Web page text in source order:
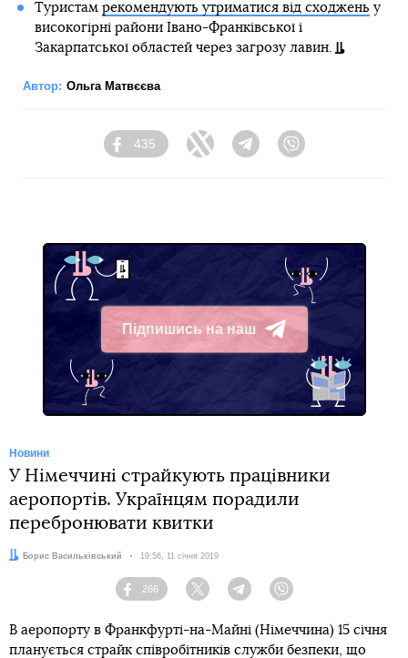
Туристам рекомендують утриматися від сходжень у
високогірні райони Івано-Франківської і
Закарпатської областей через загрозу лавин.
Автор: Ольга Матвєєва
Facebook
435
Twitter TelegramViber
Підпишись на наш
Telegram
Новини
У Німеччині страйкують працівники
аеропортів. Українцям порадили
перебронювати квитки
Автор:Борис Васильківський Дата:
19:56, 11 січня 2019
Facebook
266
Twitter TelegramViber
В аеропорту в Франкфурті-на-Майні (Німеччина) 15 січня
планується страйк співробітників служби безпеки, що